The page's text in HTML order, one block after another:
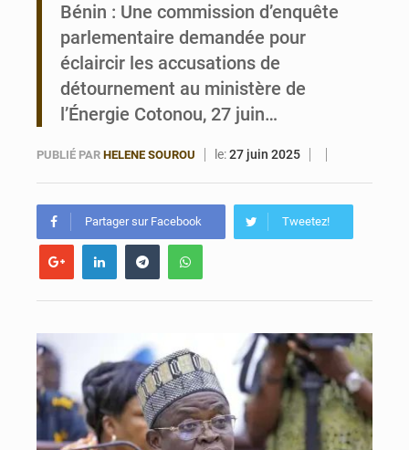
Bénin : Le CEG La Verdure de Ouèdo fait sa mue pour la rentrée
Bénin : Une commission d’enquête
parlementaire demandée pour
éclaircir les accusations de
détournement au ministère de
l’Énergie Cotonou, 27 juin…
PUBLIÉ PAR HELENE SOUROU le:27 juin 2025
Partager sur Facebook Tweetez!